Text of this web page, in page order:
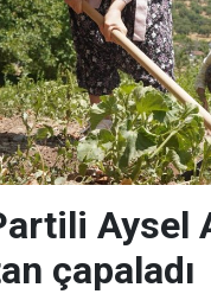
Aysel
çapaladı